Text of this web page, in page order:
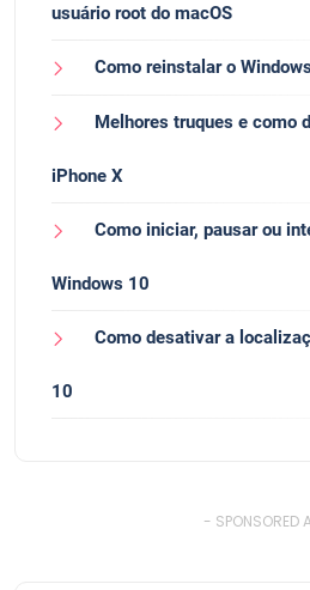
usuário root do macOS
Como reinstalar o
Melhores truques e como
iPhone X
Como iniciar, pausar ou
Windows 10
Como desativar a
10
- SPONSORED